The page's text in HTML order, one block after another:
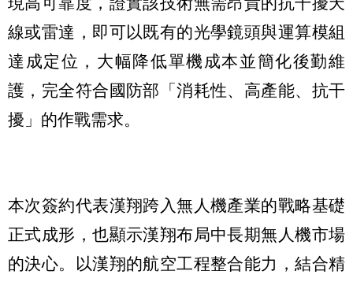
線或雷達，即可以既有的光學鏡頭與運算模組
達成定位，大幅降低單機成本並簡化後勤維
護，完全符合國防部「消耗性、高產能、抗干
擾」的作戰需求。
本次簽約代表漢翔跨入無人機產業的戰略基礎
正式成形，也顯示漢翔布局中長期無人機市場
的決心。以漢翔的航空工程整合能力，結合精